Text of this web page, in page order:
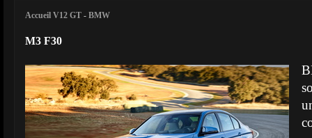
Accueil V12 GT - BMW
M3 F30